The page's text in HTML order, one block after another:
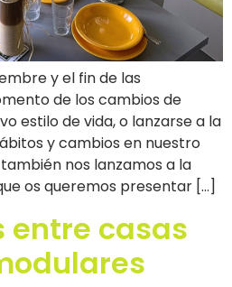
y el fin de las
de los cambios de
estilo de vida, o lanzarse a la
y cambios en nuestro
nos lanzamos a la
os queremos presentar […]
entre casas